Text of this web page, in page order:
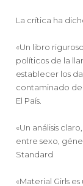
La crítica ha
«Un libro
políticos de la
establecer los
contaminado de
El País.
«Un análisis
entre sexo,
Standard
«Material Girls